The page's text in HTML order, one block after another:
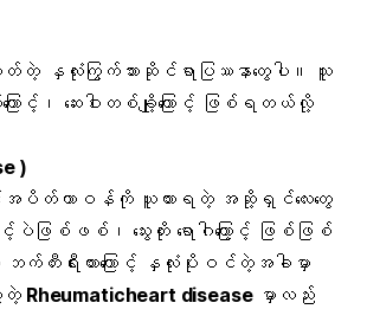
တတ်တဲ့ နှလုံးကြွက်သားဆိုင်ရာပြဿနာတွေပါ။ သူ
ာင့်၊ ဆေးဝါးတစ်ချို့ကြောင့် ဖြစ်ရတယ်လို့
)
င့်အပိတ်တာဝန်ကို ယူထားရတဲ့ အဆို့ရှင်လေးတွေ
ာင့်ပဲဖြစ်ဖစ်၊ သွေးတိုး ရောဂါကြော့င့် ဖြစ်ဖြစ်
ဘက်တီးရီးယားကြောင့် နှလုံးပိုးဝင်တဲ့အခါမှာ
တဲ့ Rheumaticheart diseaseမှာလည်း